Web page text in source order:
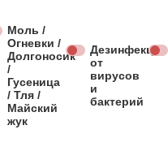
Моль /
Огневки /
Долгоносик
/
Гусеница
/ Тля /
Майский
жук
Дезинфекция
от
вирусов
и
бактерий